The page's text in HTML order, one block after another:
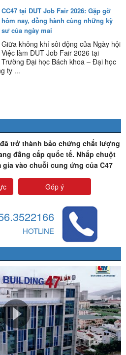
CC47 tại DUT Job Fair 2026: Gặp gỡ
hôm nay, đồng hành cùng những kỹ
sư của ngày mai
Giữa không khí sôi động của Ngày hội
Việc làm DUT Job Fair 2026 tại
Trường Đại học Bách khoa – Đại học
ty ...
trở thành bảo chứng chất lượng
đẳng cấp quốc tế. Nhấp chuột
vào chuỗi cung ứng của C47
Góp ý
HOTLINE